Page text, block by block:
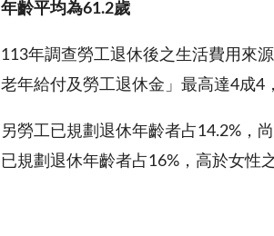
年齡平均為61.2歲
113年調查勞工退休後之生活費用來
老年給付及勞工退休金」最高達4成4
另勞工已規劃退休年齡者占14.2%，
已規劃退休年齡者占16%，高於女性